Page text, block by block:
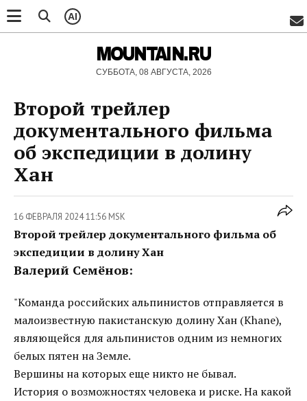
AI
MOUNTAIN.RU
СУББОТА, 08 АВГУСТА, 2026
Второй трейлер
документального фильма
об экспедиции в долину
Хан
16 ФЕВРАЛЯ 2024 11:56 MSK
Второй трейлер документального фильма об
экспедиции в долину Хан
Валерий Семёнов:
"Команда российских альпинистов отправляется в
малоизвестную пакистанскую долину Хан (Khane),
являющейся для альпинистов одним из немногих
белых пятен на Земле.
Вершины на которых еще никто не бывал.
История о возможностях человека и риске. На какой